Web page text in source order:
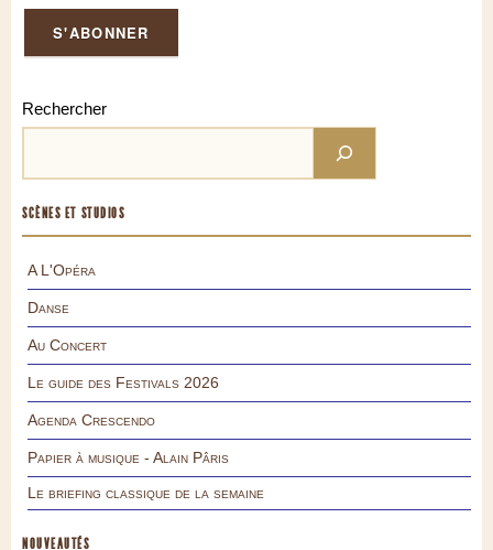
Rechercher
SCÈNES ET STUDIOS
A L'Opéra
Danse
Au Concert
Le guide des Festivals 2026
Agenda Crescendo
Papier à musique - Alain Pâris
Le briefing classique de la semaine
NOUVEAUTÉS